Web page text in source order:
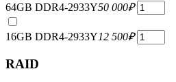
64GB DDR4-2933Y50 000₽
16GB DDR4-2933Y12 500₽
RAID